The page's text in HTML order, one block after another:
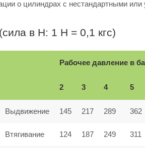
о цилиндрах с нестандартными
в Н: 1 Н = 0,1 кгс)
Рабочее давление в
2 3 4 5
Выдвижение 145 217 289 362
Втягивание 124 187 249 311